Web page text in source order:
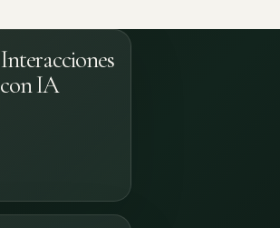
Interacciones
con IA